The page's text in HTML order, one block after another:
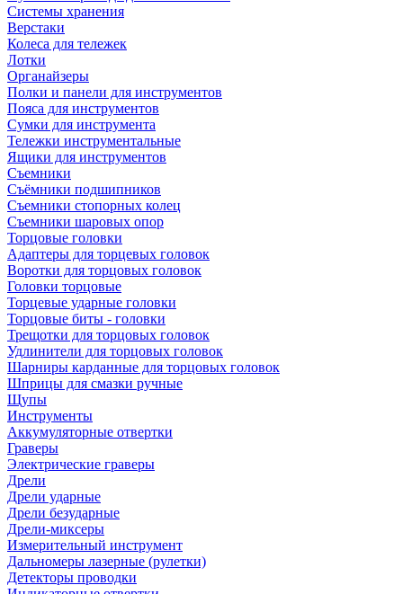
Системы хранения
Верстаки
Колеса для тележек
Лотки
Органайзеры
Полки и панели для инструментов
Пояса для инструментов
Сумки для инструмента
Тележки инструментальные
Ящики для инструментов
Съемники
Съёмники подшипников
Съемники стопорных колец
Съемники шаровых опор
Торцовые головки
Адаптеры для торцевых головок
Воротки для торцовых головок
Головки торцовые
Торцевые ударные головки
Торцовые биты - головки
Трещотки для торцовых головок
Удлинители для торцовых головок
Шарниры карданные для торцовых головок
Шприцы для смазки ручные
Щупы
Инструменты
Аккумуляторные отвертки
Граверы
Электрические граверы
Дрели
Дрели ударные
Дрели безударные
Дрели-миксеры
Измерительный инструмент
Дальномеры лазерные (рулетки)
Детекторы проводки